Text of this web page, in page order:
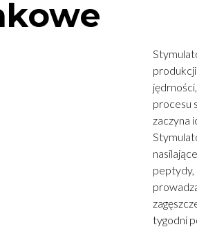
procesu
zaczyna
peptydy,
tygodni